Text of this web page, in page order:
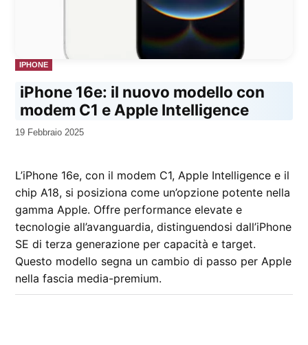
PUBBLICATO
IN
IPHONE
iPhone 16e: il nuovo modello con
modem C1 e Apple Intelligence
da
19 Febbraio 2025
L’iPhone 16e, con il modem C1, Apple Intelligence e il
chip A18, si posiziona come un’opzione potente nella
gamma Apple. Offre performance elevate e
tecnologie all’avanguardia, distinguendosi dall’iPhone
SE di terza generazione per capacità e target.
Questo modello segna un cambio di passo per Apple
nella fascia media-premium.